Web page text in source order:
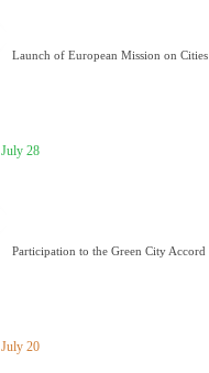
Launch of European Mission on Cities
July 28
Participation to the Green City Accord
July 20